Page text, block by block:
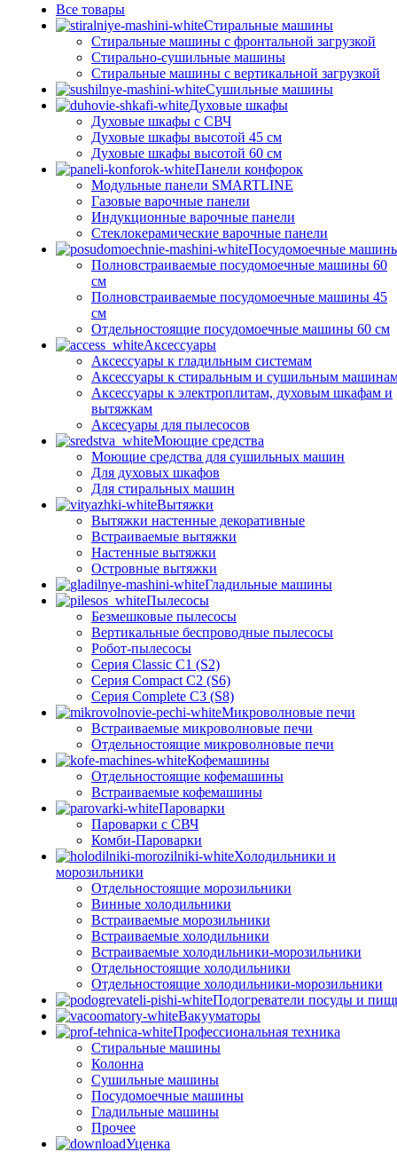
Все товары
Стиральные машины
Стиральные машины с фронтальной загрузкой
Стирально-сушильные машины
Стиральные машины с вертикальной загрузкой
Сушильные машины
Духовые шкафы
Духовые шкафы с СВЧ
Духовые шкафы высотой 45 см
Духовые шкафы высотой 60 см
Панели конфорок
Модульные панели SMARTLINE
Газовые варочные панели
Индукционные варочные панели
Стеклокерамические варочные панели
Посудомоечные
Полновстраиваемые посудомоечные машины 60
см
Полновстраиваемые посудомоечные машины 45
см
Отдельностоящие посудомоечные машины 60 см
Аксессуары
Аксессуары к гладильным системам
Аксессуары к стиральным и сушильным
Аксессуары к электроплитам, духовым шкафам и
вытяжкам
Аксесуары для пылесосов
Моющие средства
Моющие средства для сушильных машин
Для духовых шкафов
Для стиральных машин
Вытяжки
Вытяжки настенные декоративные
Встраиваемые вытяжки
Настенные вытяжки
Островные вытяжки
Гладильные машины
Пылесосы
Безмешковые пылесосы
Вертикальные беспроводные пылесосы
Робот-пылесосы
Серия Classic C1 (S2)
Серия Compact C2 (S6)
Серия Complete C3 (S8)
Микроволновые печи
Встраиваемые микроволновые печи
Отдельностоящие микроволновые печи
Кофемашины
Отдельностоящие кофемашины
Встраиваемые кофемашины
Пароварки
Пароварки с СВЧ
Комби-Пароварки
Холодильники и
морозильники
Отдельностоящие морозильники
Винные холодильники
Встраиваемые морозильники
Встраиваемые холодильники
Встраиваемые холодильники-морозильники
Отдельностоящие холодильники
Отдельностоящие холодильники-морозильники
Подогреватели посуды и
Вакууматоры
Профессиональная техника
Стиральные машины
Колонна
Сушильные машины
Посудомоечные машины
Гладильные машины
Прочее
Уценка